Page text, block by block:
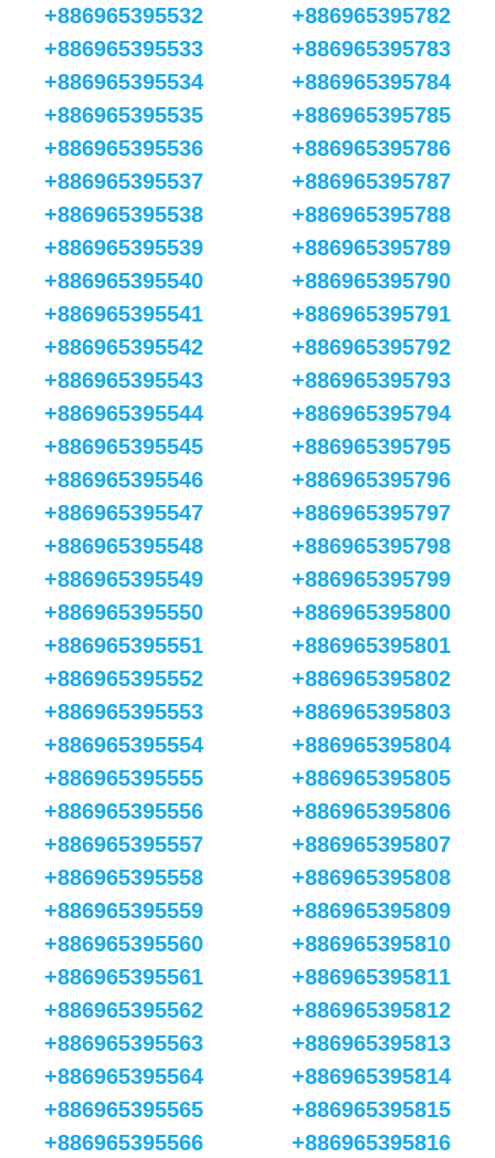
+886965395532
+886965395533
+886965395534
+886965395535
+886965395536
+886965395537
+886965395538
+886965395539
+886965395540
+886965395541
+886965395542
+886965395543
+886965395544
+886965395545
+886965395546
+886965395547
+886965395548
+886965395549
+886965395550
+886965395551
+886965395552
+886965395553
+886965395554
+886965395555
+886965395556
+886965395557
+886965395558
+886965395559
+886965395560
+886965395561
+886965395562
+886965395563
+886965395564
+886965395565
+886965395566
+886965395782
+886965395783
+886965395784
+886965395785
+886965395786
+886965395787
+886965395788
+886965395789
+886965395790
+886965395791
+886965395792
+886965395793
+886965395794
+886965395795
+886965395796
+886965395797
+886965395798
+886965395799
+886965395800
+886965395801
+886965395802
+886965395803
+886965395804
+886965395805
+886965395806
+886965395807
+886965395808
+886965395809
+886965395810
+886965395811
+886965395812
+886965395813
+886965395814
+886965395815
+886965395816